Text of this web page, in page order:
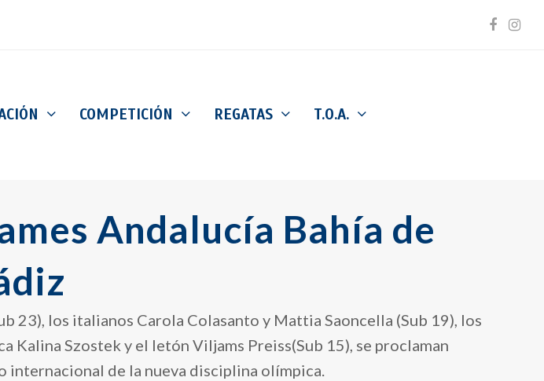
COMPETICIÓN REGATAS T.O.A.
Andalucía Bahía de
23), los italianos Carola Colasanto y Mattia Saoncella (Sub 19), los
Kalina Szostek y el letón Viljams Preiss(Sub 15), se proclaman
internacional de la nueva disciplina olímpica.